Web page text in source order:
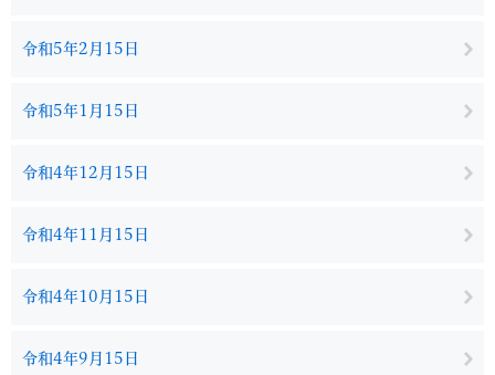
令和5年2月15日
令和5年1月15日
令和4年12月15日
令和4年11月15日
令和4年10月15日
令和4年9月15日